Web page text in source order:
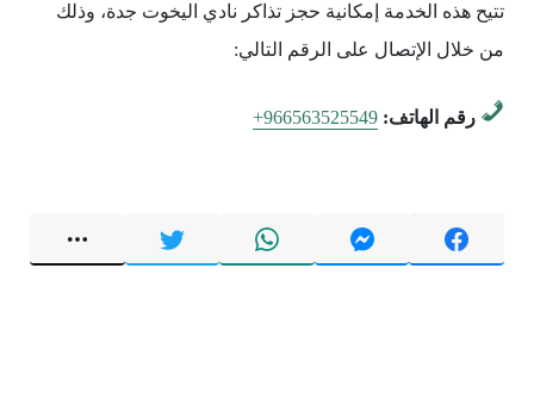
تتيح هذه الخدمة إمكانية حجز تذاكر نادي اليخوت جدة، وذلك
من خلال الإتصال على الرقم التالي:
رقم الهاتف: +966563525549